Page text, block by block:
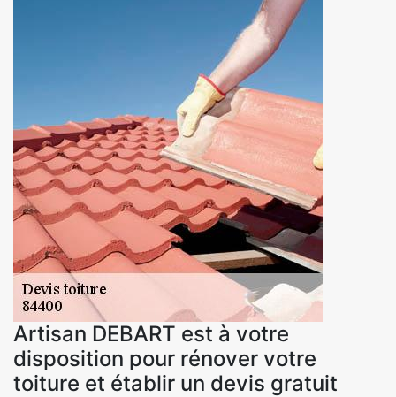
Artisan DEBART est à votre
disposition pour rénover votre
toiture et établir un devis gratuit